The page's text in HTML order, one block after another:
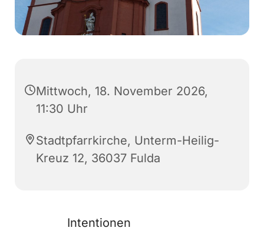
Mittwoch, 18. November 2026,
11:30 Uhr
Stadtpfarrkirche, Unterm-Heilig-
Kreuz 12, 36037 Fulda
Intentionen